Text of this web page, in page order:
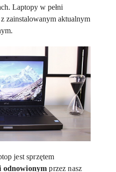
Laptopy w pełni
zainstalowanym aktualnym
jest sprzętem
odnowionym przez nasz